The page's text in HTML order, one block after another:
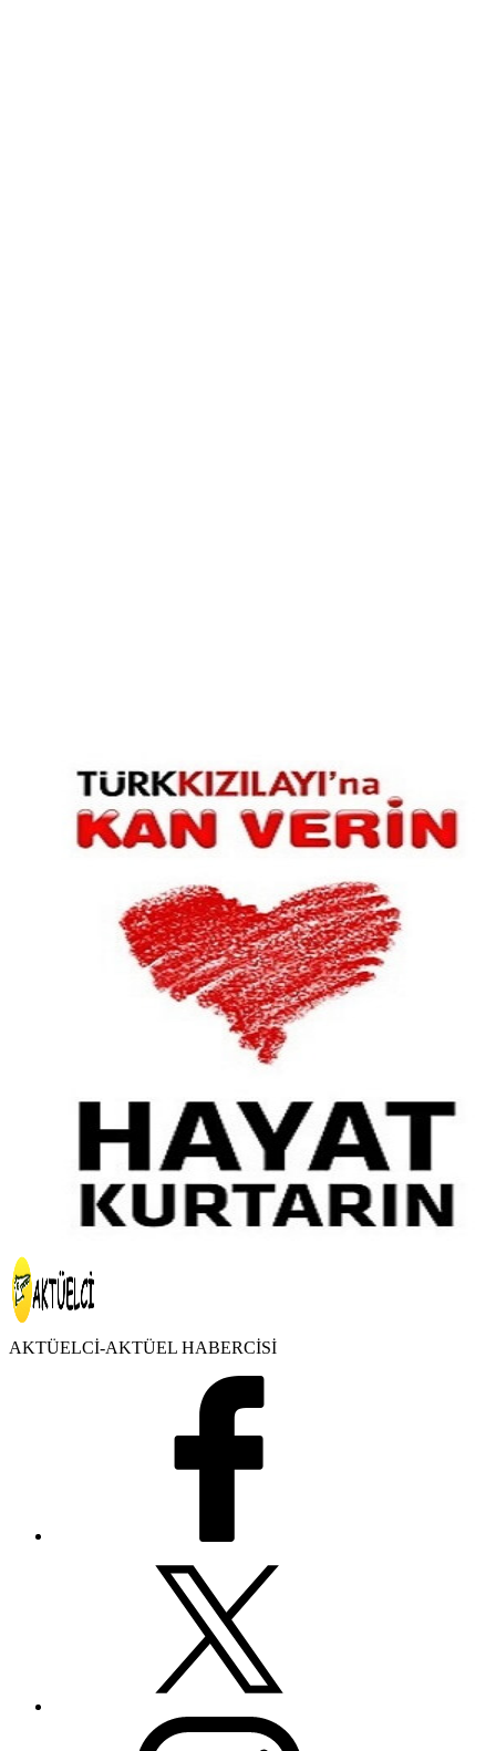
AKTÜELCİ-AKTÜEL HABERCİSİ